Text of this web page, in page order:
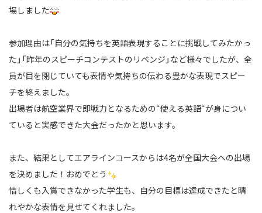
場しました
参加理由は「自分の気持ちを英語表現することに挑戦してみたかっ
た」「昨年のスピーチコンテストのリベンジ」など様々でしたが、 全
員が目を閉じていても表情や気持ちの伝わる豊かな表現でスピー
チを終えました。
出場者は航空業界で即戦力となるための“使える英語“が身につい
ていると実感できた大会だったかと思います。
また、結果としてエアラインコースからは4名が全国大会への出場
を決めました！おめでとう
惜しくも入賞できなかった学生も、自分の目標は達成できたと晴
れやかな表情を見せてくれました。